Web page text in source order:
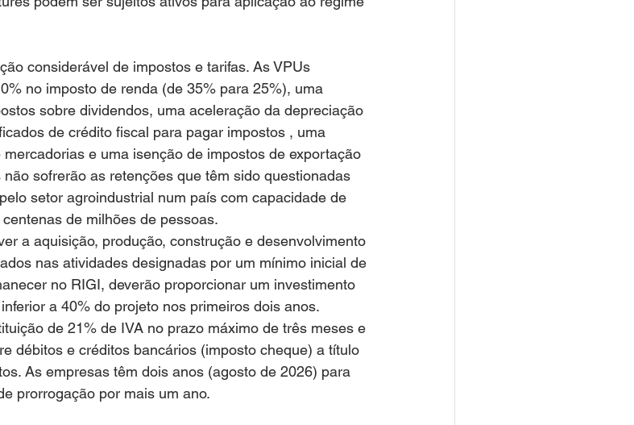
considerável de impostos e tarifas. As VPUs
no imposto de renda (de 35% para 25%), uma
sobre dividendos, uma aceleração da depreciação
de crédito fiscal para pagar impostos , uma
e uma isenção de impostos de exportação
sofrerão as retenções que têm sido questionadas
setor agroindustrial num país com capacidade de
de milhões de pessoas.
a aquisição, produção, construção e desenvolvimento
nas atividades designadas por um mínimo inicial de
no RIGI, deverão proporcionar um investimento
a 40% do projeto nos primeiros dois anos.
de 21% de IVA no prazo máximo de três meses e
débitos e créditos bancários (imposto cheque) a título
As empresas têm dois anos (agosto de 2026) para
prorrogação por mais um ano.